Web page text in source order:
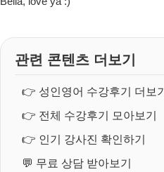
관련 콘텐츠 더보기
👉 성인영어 수강후기 더보기
👉 전체 수강후기 모아보기
👉 인기 강사진 확인하기
💬 무료 상담 받아보기